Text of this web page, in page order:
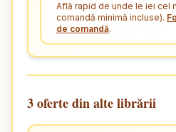
Află rapid de unde le iei cel
comandă minimă incluse).
de comandă.
3 oferte din alte librării